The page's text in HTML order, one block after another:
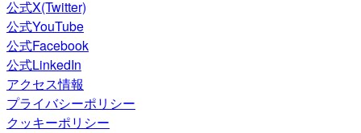
公式X(Twitter)
公式YouTube
公式Facebook
公式LinkedIn
アクセス情報
プライバシーポリシー
クッキーポリシー